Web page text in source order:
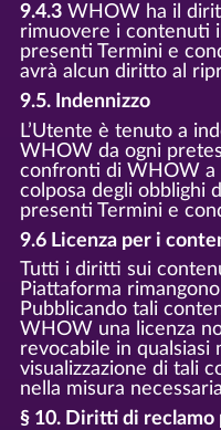
9.4.3WHOW ha il
rimuovere i contenuti
presenti Termini e
avrà alcun diritto al
9.5. Indennizzo
L’Utente è tenuto a
WHOW da ogni
confronti di WHOW a
colposa degli obblighi
presenti Termini e
9.6 Licenza per i
Tutti i diritti sui
Piattaforma
Pubblicando tali
WHOW una licenza
revocabile in qualsiasi
visualizzazione di tali
nella misura
§ 10. Diritti di